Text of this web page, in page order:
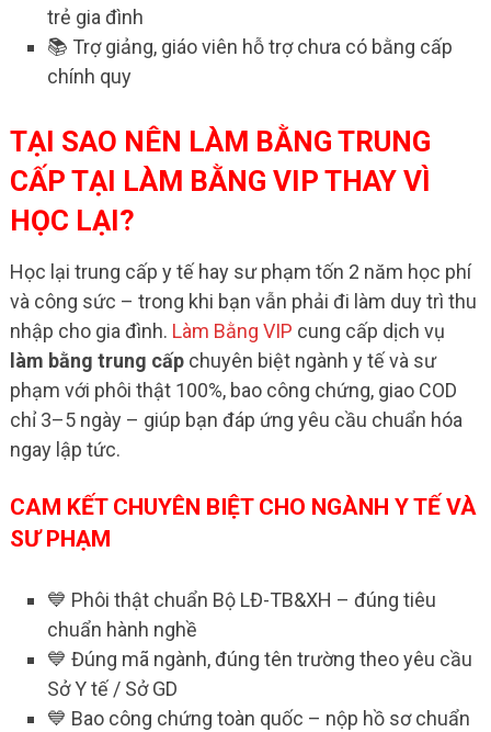
trẻ gia đình
📚 Trợ giảng, giáo viên hỗ trợ chưa có bằng cấp
chính quy
TẠI SAO NÊN LÀM BẰNG TRUNG
CẤP TẠI LÀM BẰNG VIP THAY VÌ
HỌC LẠI?
Học lại trung cấp y tế hay sư phạm tốn 2 năm học phí
và công sức – trong khi bạn vẫn phải đi làm duy trì thu
nhập cho gia đình. Làm Bằng VIP cung cấp dịch vụ
làm bằng trung cấpchuyên biệt ngành y tế và sư
phạm với phôi thật 100%, bao công chứng, giao COD
chỉ 3–5 ngày – giúp bạn đáp ứng yêu cầu chuẩn hóa
ngay lập tức.
CAM KẾT CHUYÊN BIỆT CHO NGÀNH Y TẾ VÀ
SƯ PHẠM
💙 Phôi thật chuẩn Bộ LĐ-TB&XH – đúng tiêu
chuẩn hành nghề
💙 Đúng mã ngành, đúng tên trường theo yêu cầu
Sở Y tế / Sở GD
💙 Bao công chứng toàn quốc – nộp hồ sơ chuẩn